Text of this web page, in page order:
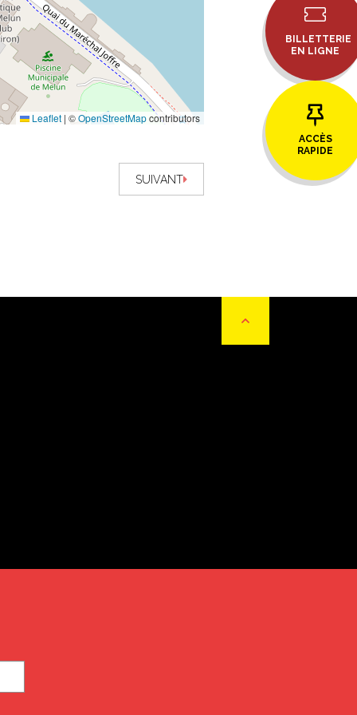
Leaflet | ©OpenStreetMapcontributors
SUIVANT
BILLETTERIE
EN LIGNE
ACCÈS
RAPIDE